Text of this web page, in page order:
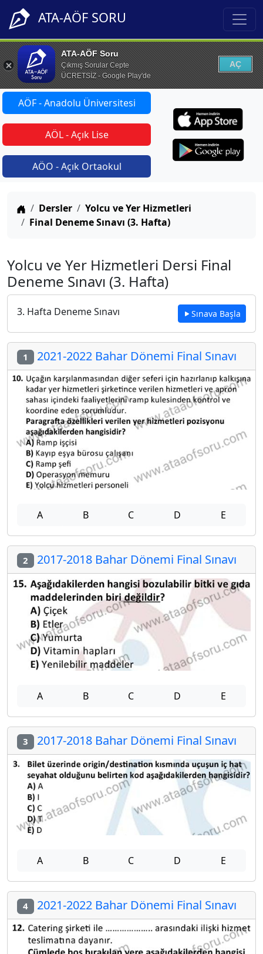
ATA-AÖF SORU
ATA-AÖF Soru
Çıkmış Sorular Cepte
ÜCRETSİZ - Google Play'de
AÇ
AÖF - Anadolu Üniversitesi
AÖL - Açık Lise
AÖO - Açık Ortaokul
Anasayfa
Dersler
Yolcu ve Yer Hizmetleri
Final Deneme Sınavı (3. Hafta)
Yolcu ve Yer Hizmetleri Dersi Final
Deneme Sınavı (3. Hafta)
3. Hafta Deneme Sınavı Sınava Başla
1 2021-2022 Bahar Dönemi Final Sınavı
A B C D E
2 2017-2018 Bahar Dönemi Final Sınavı
A B C D E
3 2017-2018 Bahar Dönemi Final Sınavı
A B C D E
4 2021-2022 Bahar Dönemi Final Sınavı